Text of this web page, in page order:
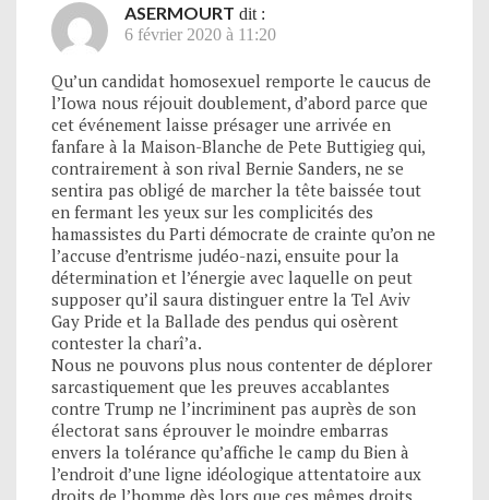
ASERMOURT dit :
6 février 2020 à 11:20
Qu’un candidat homosexuel remporte le caucus de
l’Iowa nous réjouit doublement, d’abord parce que
cet événement laisse présager une arrivée en
fanfare à la Maison-Blanche de Pete Buttigieg qui,
contrairement à son rival Bernie Sanders, ne se
sentira pas obligé de marcher la tête baissée tout
en fermant les yeux sur les complicités des
hamassistes du Parti démocrate de crainte qu’on ne
l’accuse d’entrisme judéo-nazi, ensuite pour la
détermination et l’énergie avec laquelle on peut
supposer qu’il saura distinguer entre la Tel Aviv
Gay Pride et la Ballade des pendus qui osèrent
contester la charî’a.
Nous ne pouvons plus nous contenter de déplorer
sarcastiquement que les preuves accablantes
contre Trump ne l’incriminent pas auprès de son
électorat sans éprouver le moindre embarras
envers la tolérance qu’affiche le camp du Bien à
l’endroit d’une ligne idéologique attentatoire aux
droits de l’homme dès lors que ces mêmes droits